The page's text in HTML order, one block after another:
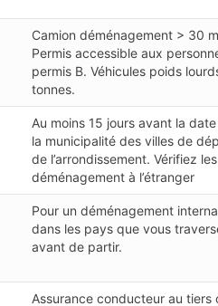
Camion déménagement > 30
Permis accessible aux
permis B. Véhicules poids
tonnes.
Au moins 15 jours avant la
la municipalité des villes de
de l’arrondissement. Vérifiez
déménagement à l’étranger
Pour un déménagement
dans les pays que vous
avant de partir.
Assurance conducteur au